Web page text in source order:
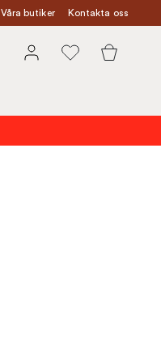
Våra butiker Kontakta oss